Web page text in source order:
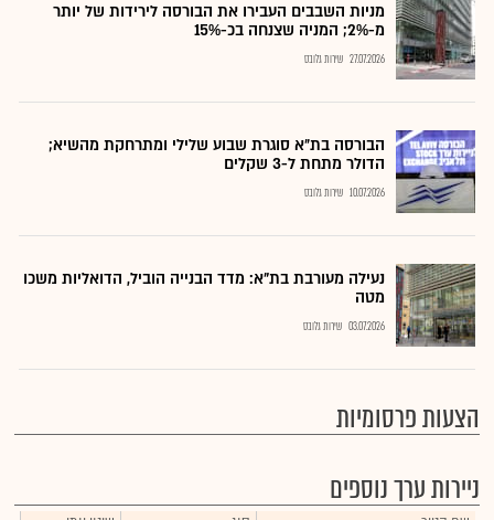
מניות השבבים העבירו את הבורסה לירידות של יותר
מ-2%; המניה שצנחה בכ-15%
27.07.2026 שירות גלובס
הבורסה בת״א סוגרת שבוע שלילי ומתרחקת מהשיא;
הדולר מתחת ל-3 שקלים
10.07.2026 שירות גלובס
נעילה מעורבת בת"א: מדד הבנייה הוביל, הדואליות משכו
מטה
03.07.2026 שירות גלובס
הצעות פרסומיות
ניירות ערך נוספים